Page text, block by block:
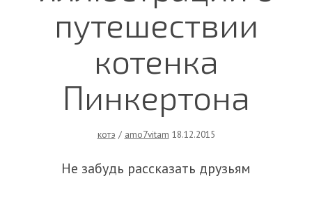
путешествии
котенка
Пинкертона
котэ / amo7vitam 18.12.2015
Не забудь рассказать друзьям